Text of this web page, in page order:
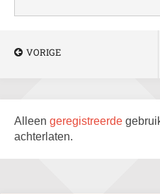
VORIGE
Alleen geregistreerde
achterlaten.